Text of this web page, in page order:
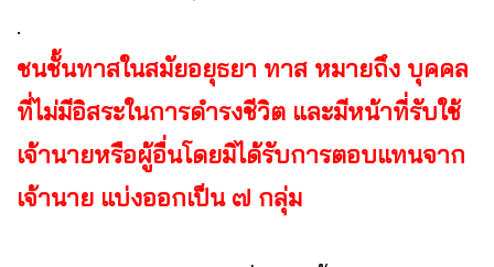
.
ชนชั้นทาสในสมัยอยุธยา ทาส หมายถึง บุคคล
ที่ไม่มีอิสระในการดำรงชีวิต และมีหน้าที่รับใช้
เจ้านายหรือผู้อื่นโดยมิได้รับการตอบแทนจาก
เจ้านาย แบ่งออกเป็น ๗ กลุ่ม